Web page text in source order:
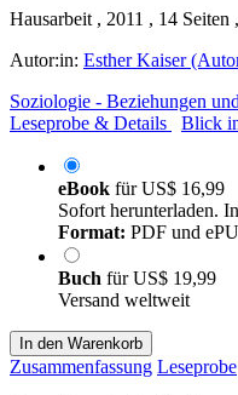
Hausarbeit , 2011 , 14 Seiten
Autor:in: Esther Kaiser
Soziologie - Beziehungen
Leseprobe & Details
Blick
eBook fürUS$ 16,99
Sofort herunterladen.
Format: PDF und
Buch fürUS$ 19,99
Versand weltweit
In den Warenkorb
Zusammenfassung Leseprobe